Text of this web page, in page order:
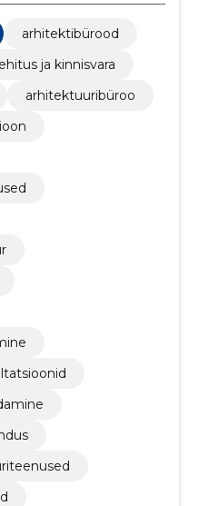
arhitektibürood
ehitus ja kinnisvara
arhitektuuribüroo